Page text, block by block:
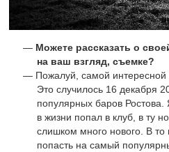
Можете рассказать о
на ваш взгляд, съемке?
Пожалуй, самой
Это случилось 16 декабря
популярных баров Ростова.
в жизни попал в клуб, в ту
слишком много нового. В
попасть на самый